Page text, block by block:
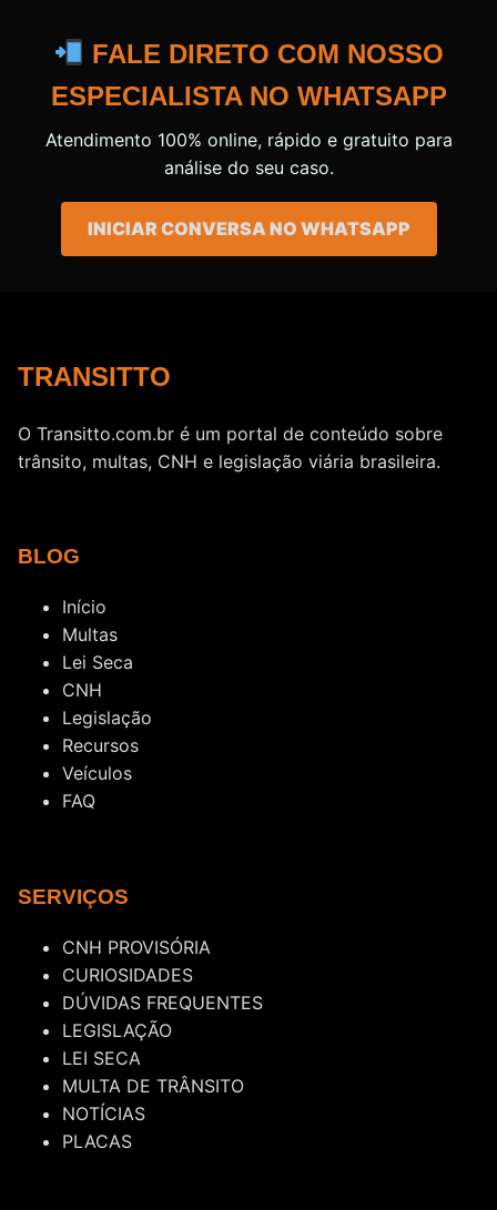
FALE DIRETO COM NOSSO
ESPECIALISTA NO WHATSAPP
Atendimento 100% online, rápido e gratuito para
análise do seu caso.
INICIAR CONVERSA NO WHATSAPP
TRANSITTO
O Transitto.com.br é um portal de conteúdo sobre
trânsito, multas, CNH e legislação viária brasileira.
BLOG
Início
Multas
Lei Seca
CNH
Legislação
Recursos
Veículos
FAQ
SERVIÇOS
CNH PROVISÓRIA
CURIOSIDADES
DÚVIDAS FREQUENTES
LEGISLAÇÃO
LEI SECA
MULTA DE TRÂNSITO
NOTÍCIAS
PLACAS